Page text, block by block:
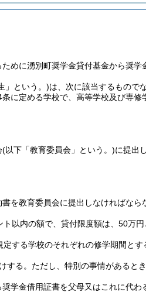
めに湧別町奨学金貸付基金から奨
」という。)は、次に該当するもので
に定める学校で、高等学校及び専
(以下「教育委員会」という。)に提出
を教育委員会に提出しなければなら
以内の額で、貸付限度額は、50万円
定する学校のそれぞれの修学期間とす
する。 ただし、特別の事情があると
学金借用証書を父母又はこれに代わ